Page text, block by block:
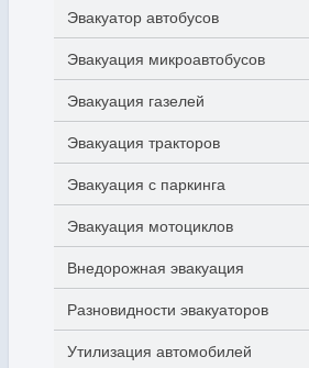
Эвакуатор автобусов
Эвакуация микроавтобусов
Эвакуация газелей
Эвакуация тракторов
Эвакуация с паркинга
Эвакуация мотоциклов
Внедорожная эвакуация
Разновидности эвакуаторов
Утилизация автомобилей